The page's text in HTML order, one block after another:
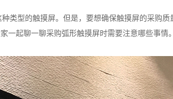
型的触摸屏。但是，要想确保触摸屏的采购质
一起聊一聊采购弧形触摸屏时需要注意哪些事情。